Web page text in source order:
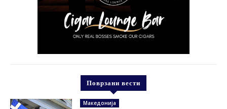
Поврзани вести
Македонија